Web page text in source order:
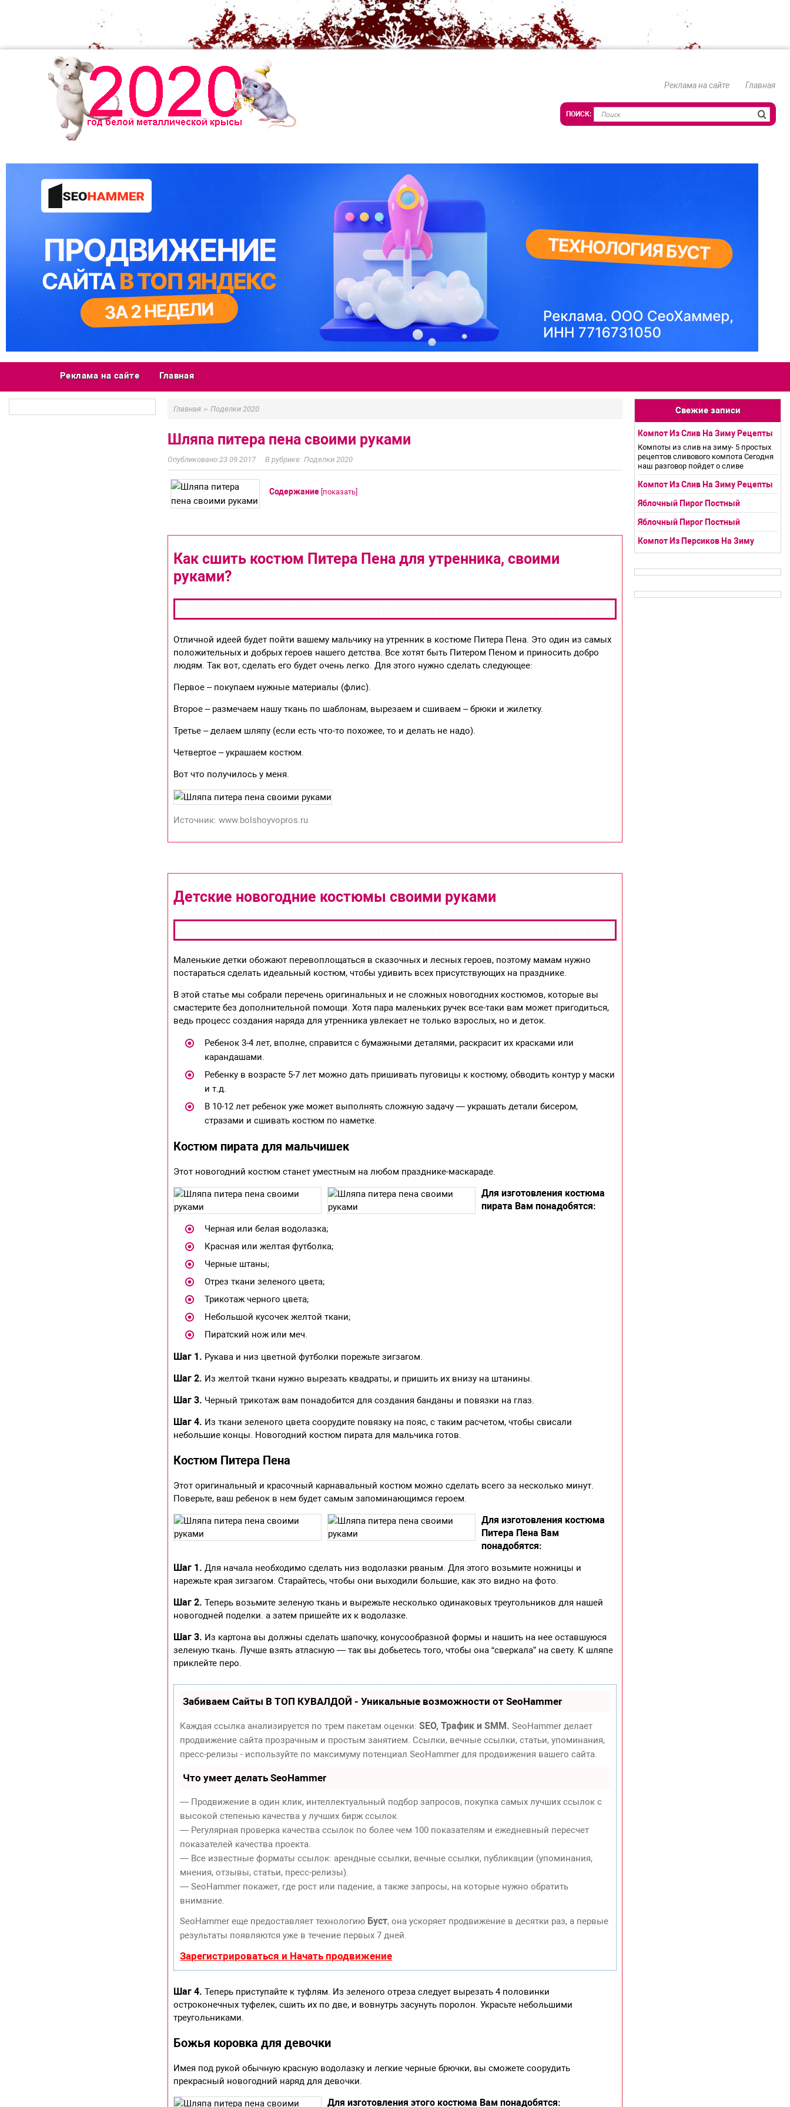
Реклама на сайте Главная
Реклама на сайте Главная
Главная » Поделки 2020
Шляпа питера пена своими руками
23.09.2017 Поделки 2020
Содержание [показать]
Как сшить костюм Питера Пена для утренника, своими
руками?
Отличной идеей будет пойти вашему мальчику на утренник в костюме Питера Пена. Это один из самых
положительных и добрых героев нашего детства. Все хотят быть Питером Пеном и приносить добро
людям. Так вот, сделать его будет очень легко. Для этого нужно сделать следующее:
Первое – покупаем нужные материалы (флис).
Второе – размечаем нашу ткань по шаблонам, вырезаем и сшиваем – брюки и жилетку.
Третье – делаем шляпу (если есть что-то похожее, то и делать не надо).
Четвертое – украшаем костюм.
Вот что получилось у меня.
Источник: www.bolshoyvopros.ru
Детские новогодние костюмы своими руками
Маленькие детки обожают перевоплощаться в сказочных и лесных героев, поэтому мамам нужно
постараться сделать идеальный костюм, чтобы удивить всех присутствующих на празднике.
В этой статье мы собрали перечень оригинальных и не сложных новогодних костюмов, которые вы
смастерите без дополнительной помощи. Хотя пара маленьких ручек все-таки вам может пригодиться,
ведь процесс создания наряда для утренника увлекает не только взрослых, но и деток.
Ребенок 3-4 лет, вполне, справится с бумажными деталями, раскрасит их красками или
карандашами.
Ребенку в возрасте 5-7 лет можно дать пришивать пуговицы к костюму, обводить контур у маски
и т.д.
В 10-12 лет ребенок уже может выполнять сложную задачу — украшать детали бисером,
стразами и сшивать костюм по наметке.
Костюм пирата для мальчишек
Этот новогодний костюм станет уместным на любом празднике-маскараде.
Для изготовления костюма
пирата Вам понадобятся:
Черная или белая водолазка;
Красная или желтая футболка;
Черные штаны;
Отрез ткани зеленого цвета;
Трикотаж черного цвета;
Небольшой кусочек желтой ткани;
Пиратский нож или меч.
Шаг 1. Рукава и низ цветной футболки порежьте зигзагом.
Шаг 2. Из желтой ткани нужно вырезать квадраты, и пришить их внизу на штанины.
Шаг 3. Черный трикотаж вам понадобится для создания банданы и повязки на глаз.
Шаг 4. Из ткани зеленого цвета соорудите повязку на пояс, с таким расчетом, чтобы свисали
небольшие концы. Новогодний костюм пирата для мальчика готов.
Костюм Питера Пена
Этот оригинальный и красочный карнавальный костюм можно сделать всего за несколько минут.
Поверьте, ваш ребенок в нем будет самым запоминающимся героем.
Для изготовления костюма
Питера Пена Вам
понадобятся:
Шаг 1. Для начала необходимо сделать низ водолазки рваным. Для этого возьмите ножницы и
нарежьте края зигзагом. Старайтесь, чтобы они выходили большие, как это видно на фото.
Шаг 2. Теперь возьмите зеленую ткань и вырежьте несколько одинаковых треугольников для нашей
новогодней поделки. а затем пришейте их к водолазке.
Шаг 3. Из картона вы должны сделать шапочку, конусообразной формы и нашить на нее оставшуюся
зеленую ткань. Лучше взять атласную — так вы добьетесь того, чтобы она “сверкала” на свету. К шляпе
приклейте перо.
Забиваем Сайты В ТОП КУВАЛДОЙ - Уникальные возможности от SeoHammer
Каждая ссылка анализируется по трем пакетам оценки:SEO, Трафик и SMM. SeoHammer делает
продвижение сайта прозрачным и простым занятием. Ссылки, вечные ссылки, статьи, упоминания,
пресс-релизы - используйте по максимуму потенциал SeoHammer для продвижения вашего сайта.
Что умеет делать SeoHammer
— Продвижение в один клик, интеллектуальный подбор запросов, покупка самых лучших ссылок с
высокой степенью качества у лучших бирж ссылок.
— Регулярная проверка качества ссылок по более чем 100 показателям и ежедневный пересчет
показателей качества проекта.
— Все известные форматы ссылок: арендные ссылки, вечные ссылки, публикации (упоминания,
мнения, отзывы, статьи, пресс-релизы).
— SeoHammer покажет, где рост или падение, а также запросы, на которые нужно обратить
внимание.
SeoHammer еще предоставляет технологию Буст, она ускоряет продвижение в десятки раз, а первые
результаты появляются уже в течение первых 7 дней.
Зарегистрироваться и Начать продвижение
Шаг 4. Теперь приступайте к туфлям. Из зеленого отреза следует вырезать 4 половинки
остроконечных туфелек, сшить их по две, и вовнутрь засунуть поролон. Украсьте небольшими
треугольниками.
Божья коровка для девочки
Имея под рукой обычную красную водолазку и легкие черные брючки, вы сможете соорудить
прекрасный новогодний наряд для девочки.
Для изготовления этого костюма Вам понадобятся:
Свежие записи
Компот Из Слив На Зиму Рецепты
Компоты из слив на зиму- 5 простых
рецептов сливового компота Сегодня
наш разговор пойдет о сливе
Компот Из Слив На Зиму Рецепты
Яблочный Пирог Постный
Яблочный Пирог Постный
Компот Из Персиков На Зиму